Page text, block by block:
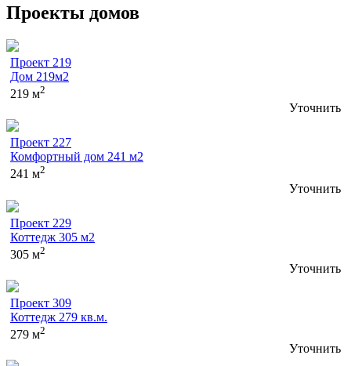
Проекты домов
Проект 219
Дом 219м2
219 м2
Уточнить
Проект 227
Комфортный дом 241 м2
241 м2
Уточнить
Проект 229
Коттедж 305 м2
305 м2
Уточнить
Проект 309
Коттедж 279 кв.м.
279 м2
Уточнить